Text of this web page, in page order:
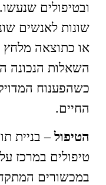
ובטיפולים
שונות לאנשים
או כתוצאה
השאלות הנכונה
כשהפענוח
החיים.
הטיפול– בניית
טיפולים במרכז
במכשורים